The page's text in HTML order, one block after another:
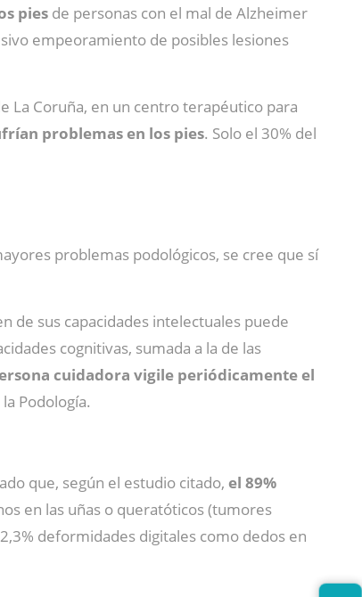
pies de personas con el mal de Alzheimer
empeoramiento de posibles lesiones
La Coruña, en un centro terapéutico para
problemas en los pies. Solo el 30% del
problemas podológicos, se cree que sí
de sus capacidades intelectuales puede
cognitivas, sumada a la de las
cuidadora vigile periódicamente el
Podología.
que, según el estudio citado, el 89%
en las uñas o queratóticos (tumores
deformidades digitales como dedos en